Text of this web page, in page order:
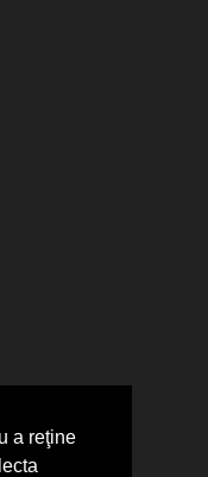
a reţine